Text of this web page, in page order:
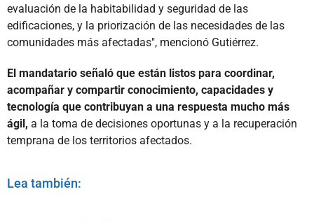
evaluación de la habitabilidad y seguridad de las
edificaciones, y la priorización de las necesidades de las
comunidades más afectadas", mencionó Gutiérrez.
El mandatario señaló que están listos para coordinar,
acompañar y compartir conocimiento, capacidades y
tecnología que contribuyan a una respuesta mucho más
ágil, a la toma de decisiones oportunas y a la recuperación
temprana de los territorios afectados.
Lea también: